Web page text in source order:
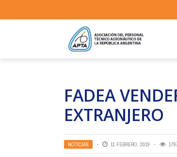
FADEA
EXTRANJERO
NOTICIAS 11 FEBRERO, 2019